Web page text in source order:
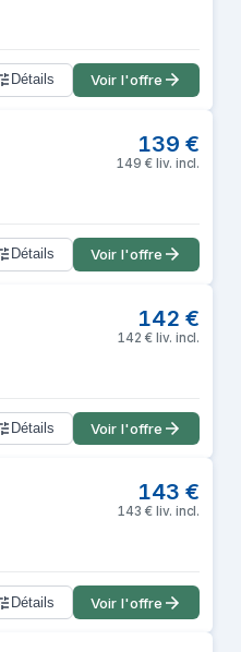
Détails Voir l'offre
139 €
149 € liv. incl.
Détails Voir l'offre
142 €
142 € liv. incl.
Détails Voir l'offre
143 €
143 € liv. incl.
Détails Voir l'offre